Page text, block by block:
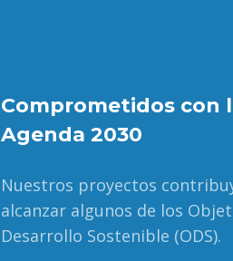
Comprometidos con
Agenda 2030
Nuestros proyectos
alcanzar algunos de los
Desarrollo Sostenible (ODS).